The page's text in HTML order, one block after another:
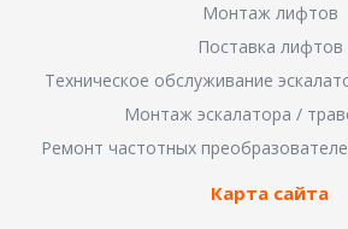
Монтаж лифтов
Поставка лифтов
Техническое обслуживание
Монтаж эскалатора /
Ремонт частотных
Карта сайта